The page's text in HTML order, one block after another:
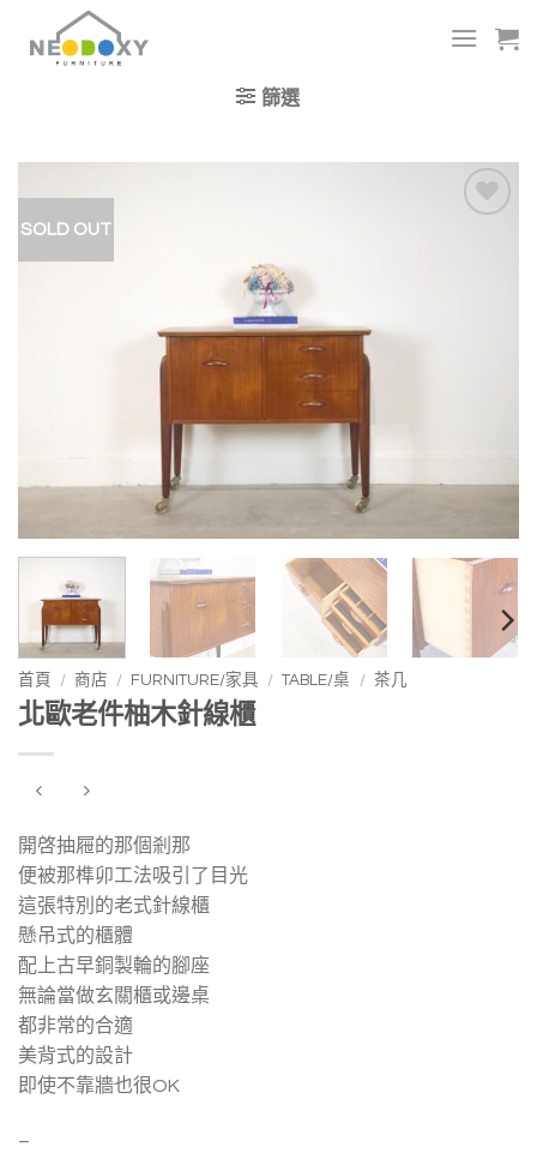
篩選
SOLD OUT
首頁 / 商店 / FURNITURE/家具 / TABLE/桌 / 茶几
北歐老件柚木針線櫃
開啓抽屜的那個剎那
便被那榫卯工法吸引了目光
這張特別的老式針線櫃
懸吊式的櫃體
配上古早銅製輪的腳座
無論當做玄關櫃或邊桌
都非常的合適
美背式的設計
即使不靠牆也很OK
–